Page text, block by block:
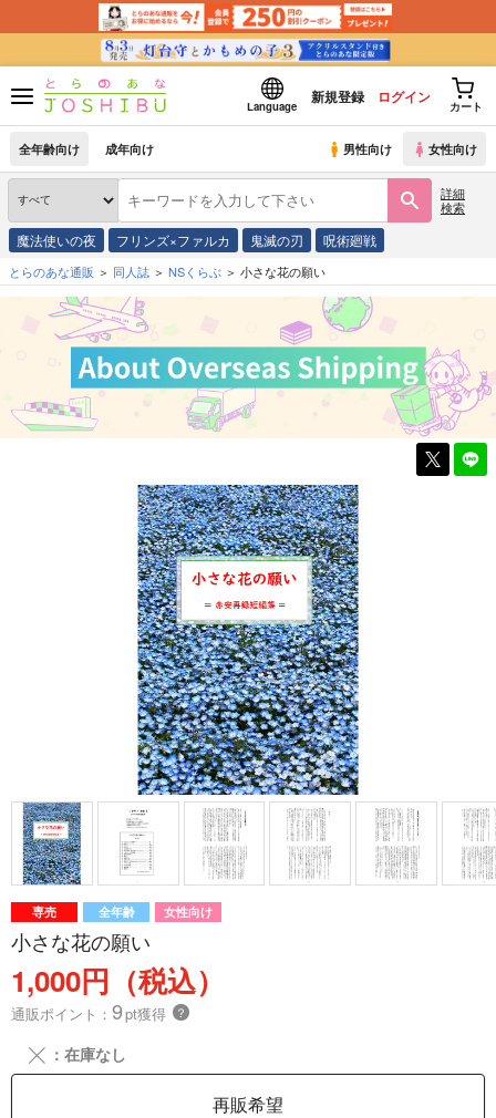
Language
新規登録 ログイン
カート
全年齢向け 成年向け 男性向け 女性向け
詳細
検索
魔法使いの夜 フリンズ×ファルカ 鬼滅の刃 呪術廻戦
とらのあな通販 同人誌 NSくらぶ 小さな花の願い
専売 全年齢 女性向け
小さな花の願い
1,000円（税込）
通販ポイント： 9pt獲得 ？
╳ ：在庫なし
再販希望